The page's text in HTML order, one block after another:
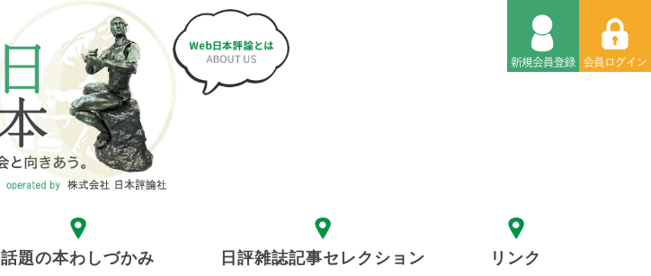
話題の本わしづかみ 日評雑誌記事セレクション リンク